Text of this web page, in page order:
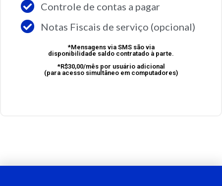
Controle de contas a pagar
Notas Fiscais de serviço (opcional)
*Mensagens via SMS são via
disponibilidade saldo contratado à parte.
*R$30,00/mês por usuário adicional
(para acesso simultâneo em computadores)
*R$30,00 por usuário adicional
(para acesso simultâneo em